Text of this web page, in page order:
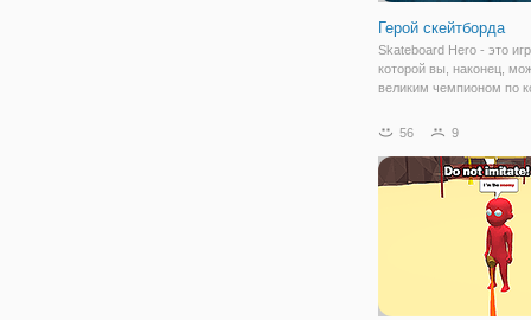
Герой скейтборда
Skateboard Hero - это
которой вы, наконец,
великим чемпионом по
профессиональный
впечатляющие трюки и
совершайте
56 9